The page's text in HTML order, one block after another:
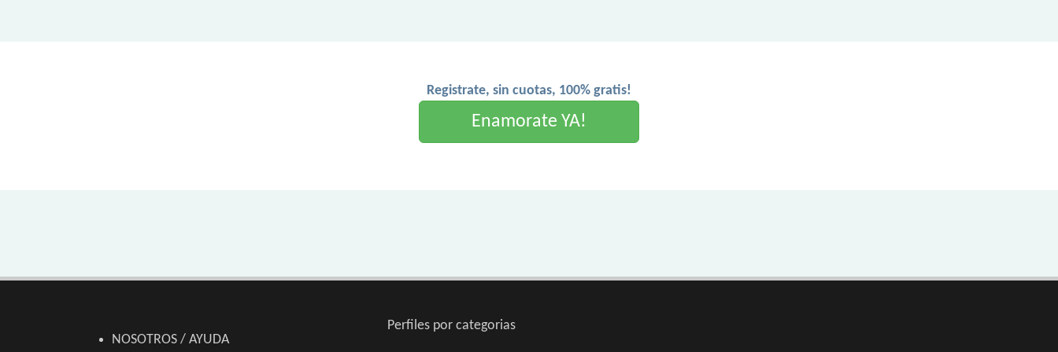
Registrate, sin cuotas, 100% gratis!
Enamorate YA!
NOSOTROS / AYUDA
Perfiles por categorias